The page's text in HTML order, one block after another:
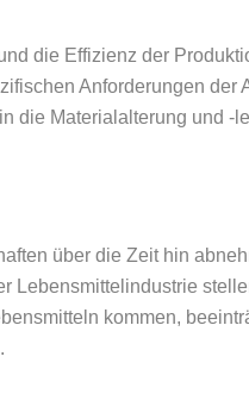
die Effizienz der
Anforderungen der
die Materialalterung und -
über die Zeit hin
Lebensmittelindustrie
kommen,